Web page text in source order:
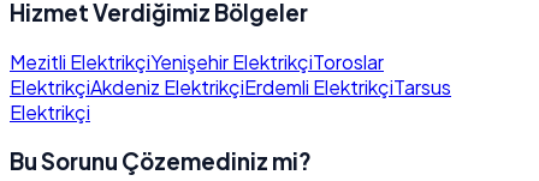
Hizmet Verdiğimiz Bölgeler
Mezitli ElektrikçiYenişehir ElektrikçiToroslar
ElektrikçiAkdeniz ElektrikçiErdemli ElektrikçiTarsus
Elektrikçi
Bu Sorunu Çözemediniz mi?